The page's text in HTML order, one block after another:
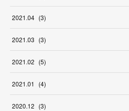
2021.04 (3)
2021.03 (3)
2021.02 (5)
2021.01 (4)
2020.12 (3)